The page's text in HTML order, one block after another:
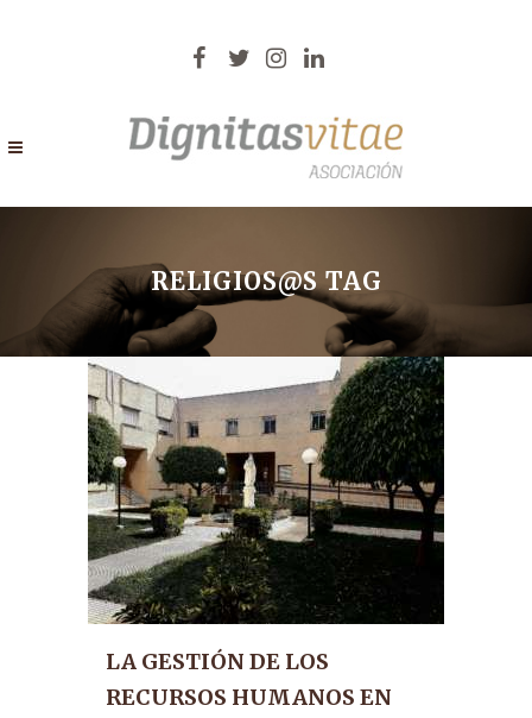
RELIGIOS@S TAG
LA GESTIÓN DE LOS
RECURSOS HUMANOS EN